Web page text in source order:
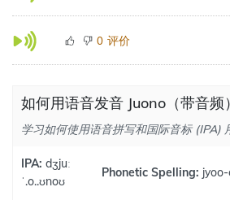
0 评价
如何用语音发音 Juono（带音频
学习如何使用语音拼写和国际音标 (IPA)
IPA: dʒjuː
ˈ.o..ʊnoʊ
Phonetic Spelling: